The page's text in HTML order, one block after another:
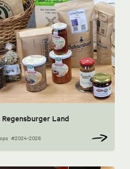
Land
#2024-2026